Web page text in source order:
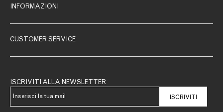
INFORMAZIONI
CUSTOMER SERVICE
ISCRIVITI ALLA NEWSLETTER
ISCRIVITI